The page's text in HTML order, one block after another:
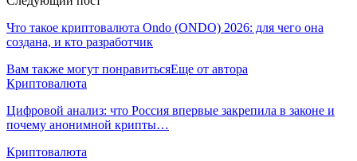
Что такое криптовалюта Ondo (ONDO) 2026: для чего она
создана, и кто разработчик
Вам также могут понравитьсяЕще от автора
Криптовалюта
Цифровой анализ: что Россия впервые закрепила в законе и
почему анонимной крипты…
Криптовалюта